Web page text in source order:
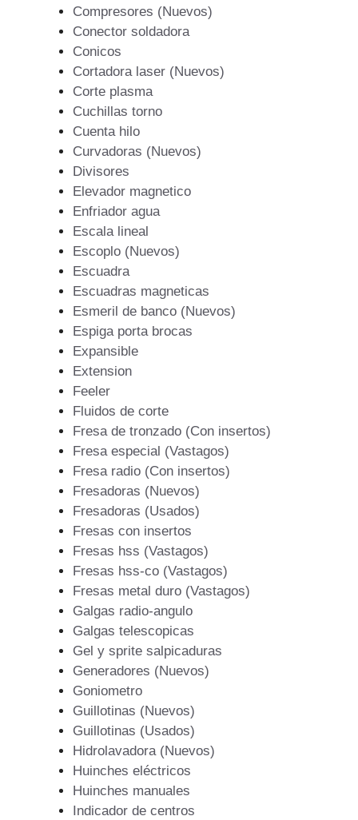
Compresores (Nuevos)
Conector soldadora
Conicos
Cortadora laser (Nuevos)
Corte plasma
Cuchillas torno
Cuenta hilo
Curvadoras (Nuevos)
Divisores
Elevador magnetico
Enfriador agua
Escala lineal
Escoplo (Nuevos)
Escuadra
Escuadras magneticas
Esmeril de banco (Nuevos)
Espiga porta brocas
Expansible
Extension
Feeler
Fluidos de corte
Fresa de tronzado (Con insertos)
Fresa especial (Vastagos)
Fresa radio (Con insertos)
Fresadoras (Nuevos)
Fresadoras (Usados)
Fresas con insertos
Fresas hss (Vastagos)
Fresas hss-co (Vastagos)
Fresas metal duro (Vastagos)
Galgas radio-angulo
Galgas telescopicas
Gel y sprite salpicaduras
Generadores (Nuevos)
Goniometro
Guillotinas (Nuevos)
Guillotinas (Usados)
Hidrolavadora (Nuevos)
Huinches eléctricos
Huinches manuales
Indicador de centros